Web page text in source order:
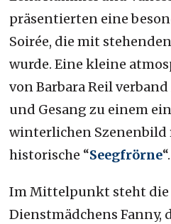
präsentierten eine
Soirée, die mit
wurde. Eine kleine
von Barbara Reil
und Gesang zu einem
winterlichen Szenenbild
historische “Seegfrörne“.
Im Mittelpunkt steht die
Dienstmädchens Fanny,